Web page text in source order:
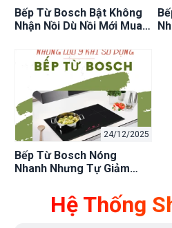
Bếp Từ Bosch Bật Không
Nhận Nồi Dù Nồi Mới Mua
24/12/2025
Bếp Từ Bosch Nóng
Nhanh Nhưng Tự Giảm
Phải Lỗi Không?
Hệ Thống